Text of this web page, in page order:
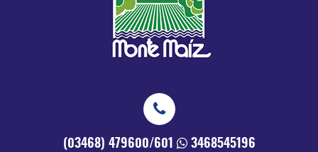
(03468) 479600/601 3468545196